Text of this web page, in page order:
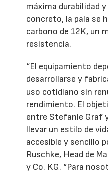
máxima durabilidad
concreto, la pala se
carbono de 12K, un
resistencia.
“El equipamiento
desarrollarse y
uso cotidiano sin
rendimiento. El
entre Stefanie Graf
llevar un estilo de
accesible y sencillo
Ruschke, Head de
y Co. KG. “Para